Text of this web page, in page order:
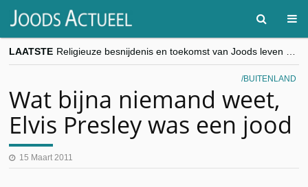
LAATSTE
“Besnijdenisdebat toont hoe moeilijk seculiere Westen minderheden begrijpt”, Jinnih Beels (Vooruit)
CITYTRIP | ROEMENIË – Boekarest: de verrassing van Oost-Europa
BUITENLAND
Wat bijna niemand weet,
Elvis Presley was een jood
15 Maart 2011